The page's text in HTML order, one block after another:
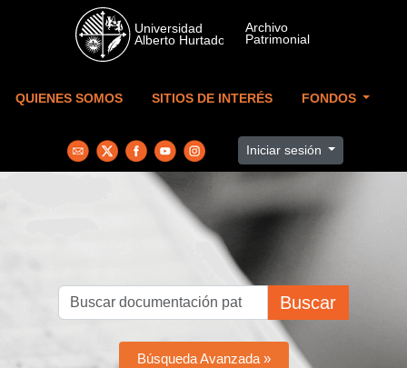
Skip to main content
QUIENES SOMOS SITIOS DE INTERÉS FONDOS
Iniciar sesión
Buscar
Búsqueda Avanzada »